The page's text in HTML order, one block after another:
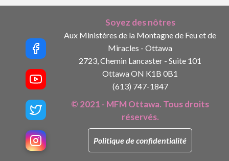
Soyez des nôtres
Aux Ministères de la Montagne de Feu et de
Miracles - Ottawa
2723, Chemin Lancaster - Suite 101
Ottawa ON K1B 0B1
(613) 747-1847
© 2021 - MFM Ottawa. Tous droits
réservés.
Politique de confidentialité